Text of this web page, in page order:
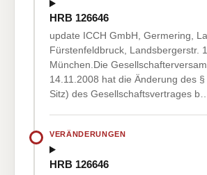
HRB 126646
update ICCH GmbH, Germering,
Fürstenfeldbruck, Landsbergerstr.
München.Die
14.11.2008 hat die Änderung des
Sitz) des Gesellschaftsvertrages
VERÄNDERUNGEN
HRB 126646